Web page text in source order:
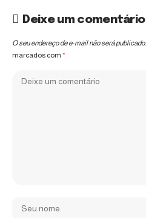
Deixe um comentário
O seu endereço de e-mail não será publicado.
marcados com *